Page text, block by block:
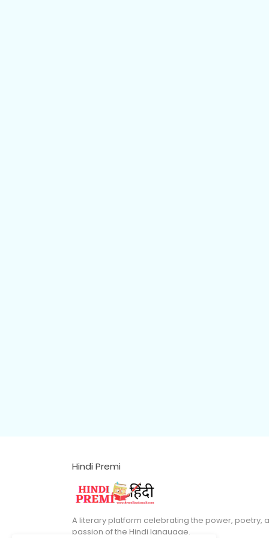
Hindi Premi
A literary platform celebrating the power, poetry,
passion of the Hindi language.